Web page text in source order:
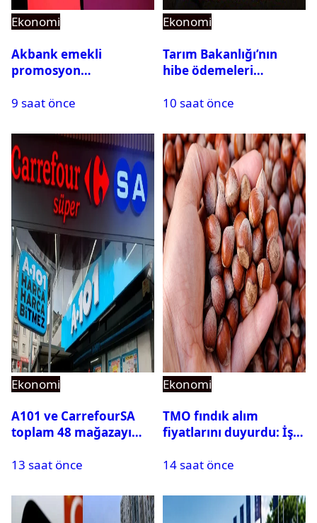
Ekonomi
Akbank emekli
promosyon
Promosyona ek ödeme
9 saat önce
Ekonomi
Tarım Bakanlığı’nın
hibe ödemeleri
destek tutarı açıklandı
10 saat önce
Ekonomi
A101 ve CarrefourSA
toplam 48 mağazayı
13 saat önce
Ekonomi
TMO fındık alım
fiyatlarını duyurdu: İşte
fiyatları
14 saat önce